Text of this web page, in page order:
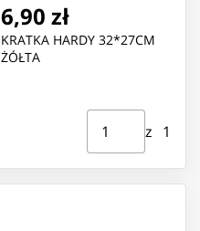
6,90 zł
KRATKA HARDY 32*27CM
ŻÓŁTA
Strona ⁨1⁩ z ⁨1⁩
z ⁨1⁩
Przejdź do strony